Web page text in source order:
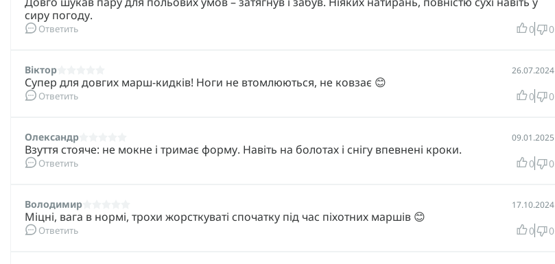
сиру погоду.
Ответить 0 0
Віктор 26.07.2024
Супер для довгих марш-кидків! Ноги не втомлюються, не ковзає 😊
Ответить 0 0
Олександр 09.01.2025
Взуття стояче: не мокне і тримає форму. Навіть на болотах і снігу впевнені кроки.
Ответить 0 0
Володимир 17.10.2024
Міцні, вага в нормі, трохи жорсткуваті спочатку під час піхотних маршів 😊
Ответить 0 0